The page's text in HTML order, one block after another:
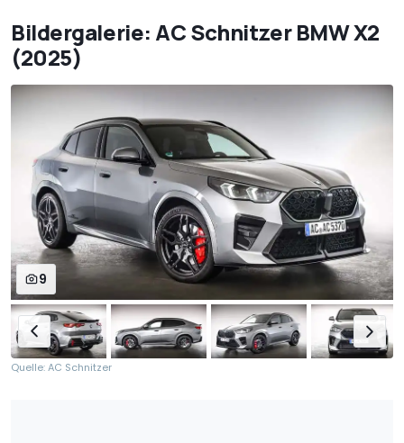
Bildergalerie: AC Schnitzer BMW X2
(2025)
9
Quelle: AC Schnitzer